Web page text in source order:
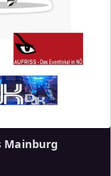
Mainburg